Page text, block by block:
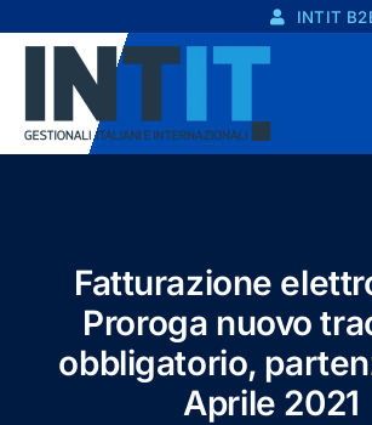
INTIT
Fatturazione
Proroga nuovo
obbligatorio,
Aprile 2021